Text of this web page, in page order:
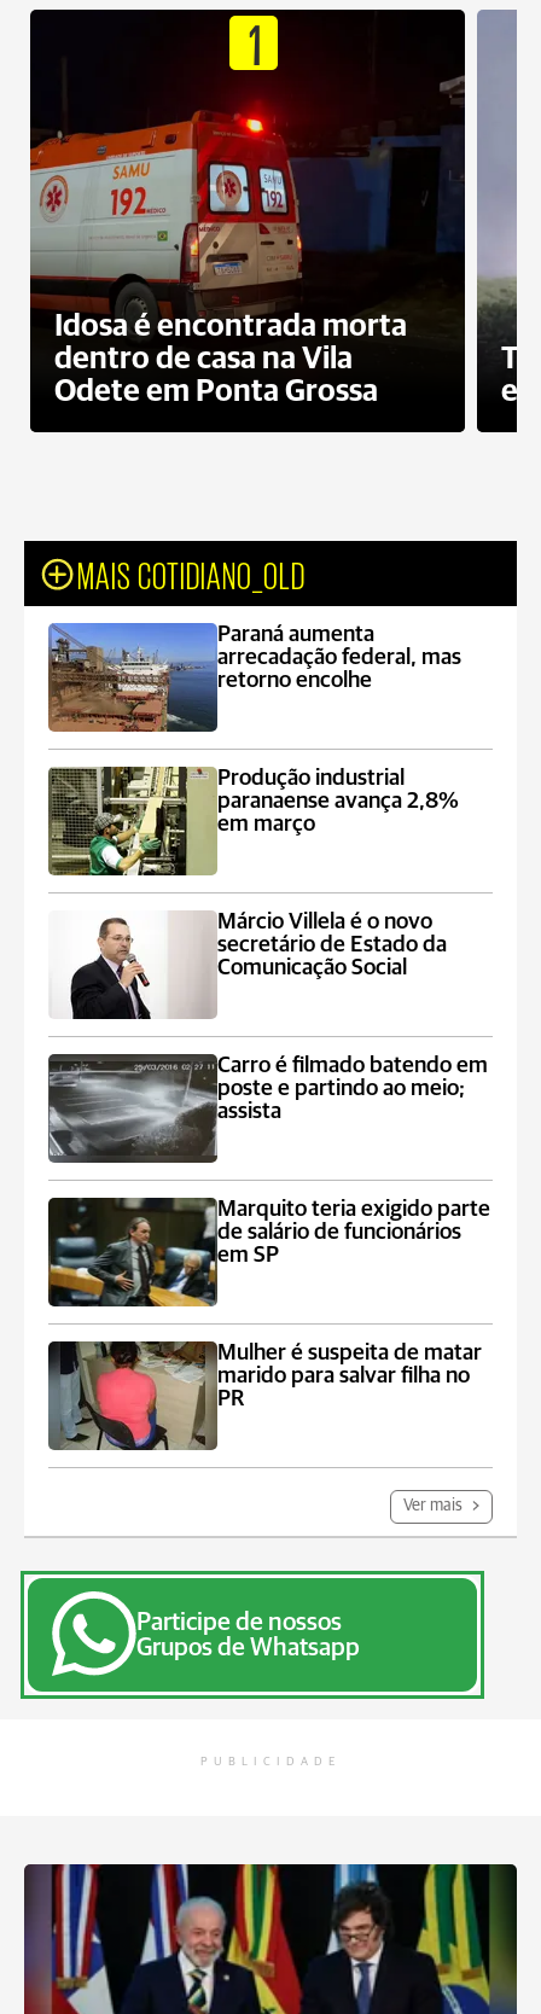
1
Idosa é encontrada morta
dentro de casa na Vila
Odete em Ponta Grossa
e
MAIS COTIDIANO_OLD
Paraná aumenta
arrecadação federal, mas
retorno encolhe
Produção industrial
paranaense avança 2,8%
em março
Márcio Villela é o novo
secretário de Estado da
Comunicação Social
Carro é filmado batendo em
poste e partindo ao meio;
assista
Marquito teria exigido parte
de salário de funcionários
em SP
Mulher é suspeita de matar
marido para salvar filha no
PR
Ver mais
Participe de nossos
Grupos de Whatsapp
PUBLICIDADE